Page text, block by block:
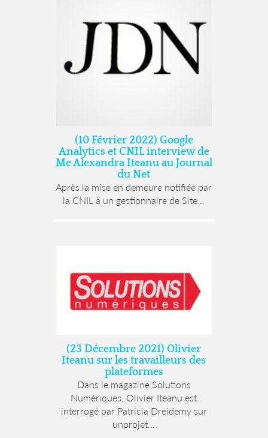
(10 Février 2022) Google
Analytics et CNIL interview de
Me Alexandra Iteanu au Journal
du Net
Après la mise en demeure notifiée par
la CNIL à un gestionnaire de Site...
(23 Décembre 2021) Olivier
Iteanu sur les travailleurs des
plateformes
Dans le magazine Solutions
Numériques, Olivier Iteanu est
interrogé par Patricia Dreidemy sur
unprojet...